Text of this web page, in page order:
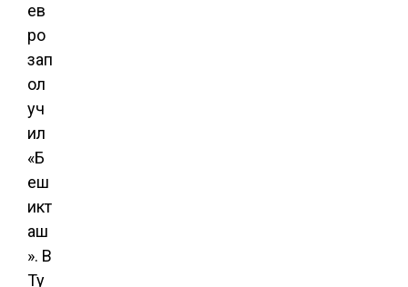
ев
ро
зап
ол
уч
ил
«Б
еш
икт
аш
». В
Ту